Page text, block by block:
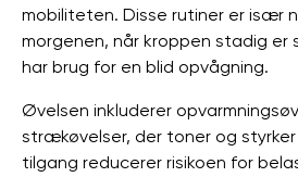
mobiliteten. Disse rutiner er især
morgenen, når kroppen stadig er
har brug for en blid opvågning.
Øvelsen inkluderer
strækøvelser, der toner og styrker
tilgang reducerer risikoen for